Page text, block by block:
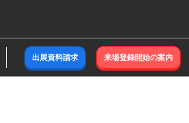
出展資料請求 来場登録開始の案内